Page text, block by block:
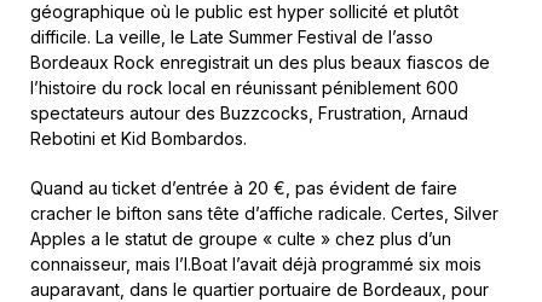
géographique où le public est hyper sollicité et plutôt
difficile. La veille, le Late Summer Festival de l’asso
Bordeaux Rock enregistrait un des plus beaux fiascos de
l’histoire du rock local en réunissant péniblement 600
spectateurs autour des Buzzcocks, Frustration, Arnaud
Rebotini et Kid Bombardos.
Quand au ticket d’entrée à 20 €, pas évident de faire
cracher le bifton sans tête d’affiche radicale. Certes, Silver
Apples a le statut de groupe « culte » chez plus d’un
connaisseur, mais l’I.Boat l’avait déjà programmé six mois
auparavant, dans le quartier portuaire de Bordeaux, pour